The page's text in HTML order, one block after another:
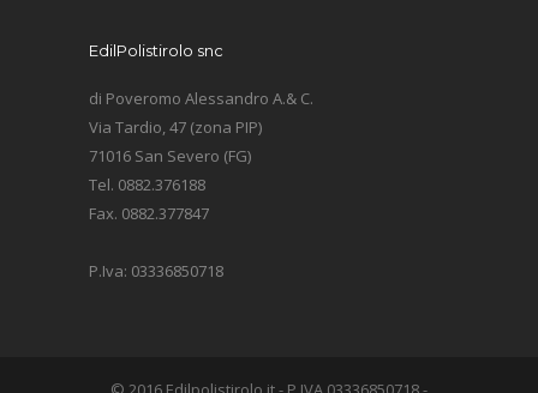
EdilPolistirolo snc
di Poveromo Alessandro A.& C.
Via Tardio, 47 (zona PIP)
71016 San Severo (FG)
Tel. 0882.376188
Fax. 0882.377847
P.Iva: 03336850718